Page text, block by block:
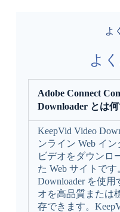
よ
よ
Adobe Connect
Downloader とは
KeepVid Video
ンライン Web イ
ビデオをダウンロ
た Web サイトです
Downloader を使
オを高品質または
存できます。